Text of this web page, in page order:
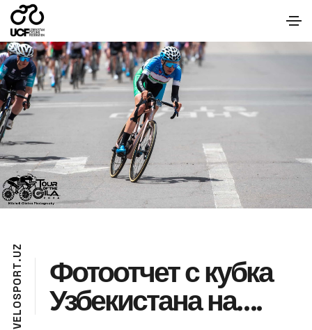
V
E
L
O
S
P
O
R
T
.
U
Z
Фотоотчет с кубка
Узбекистана на….